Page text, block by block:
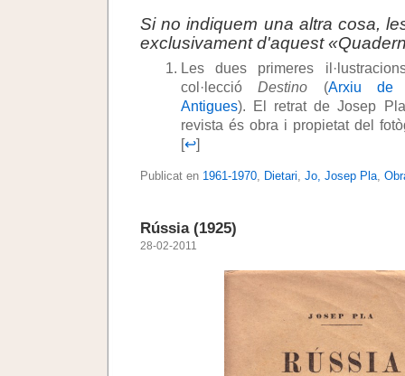
Si no indiquem una altra cosa,
exclusivament d'aquest
Les dues primeres
col·leccióDestino (Arxiu de
Antigues). El retrat de Josep
revista és obra i propietat del
[↩]
Publicat en 1961-1970, Dietari, Jo, Josep Pla,
Rússia (1925)
28-02-2011